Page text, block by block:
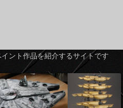
ント作品を紹介するサイトです